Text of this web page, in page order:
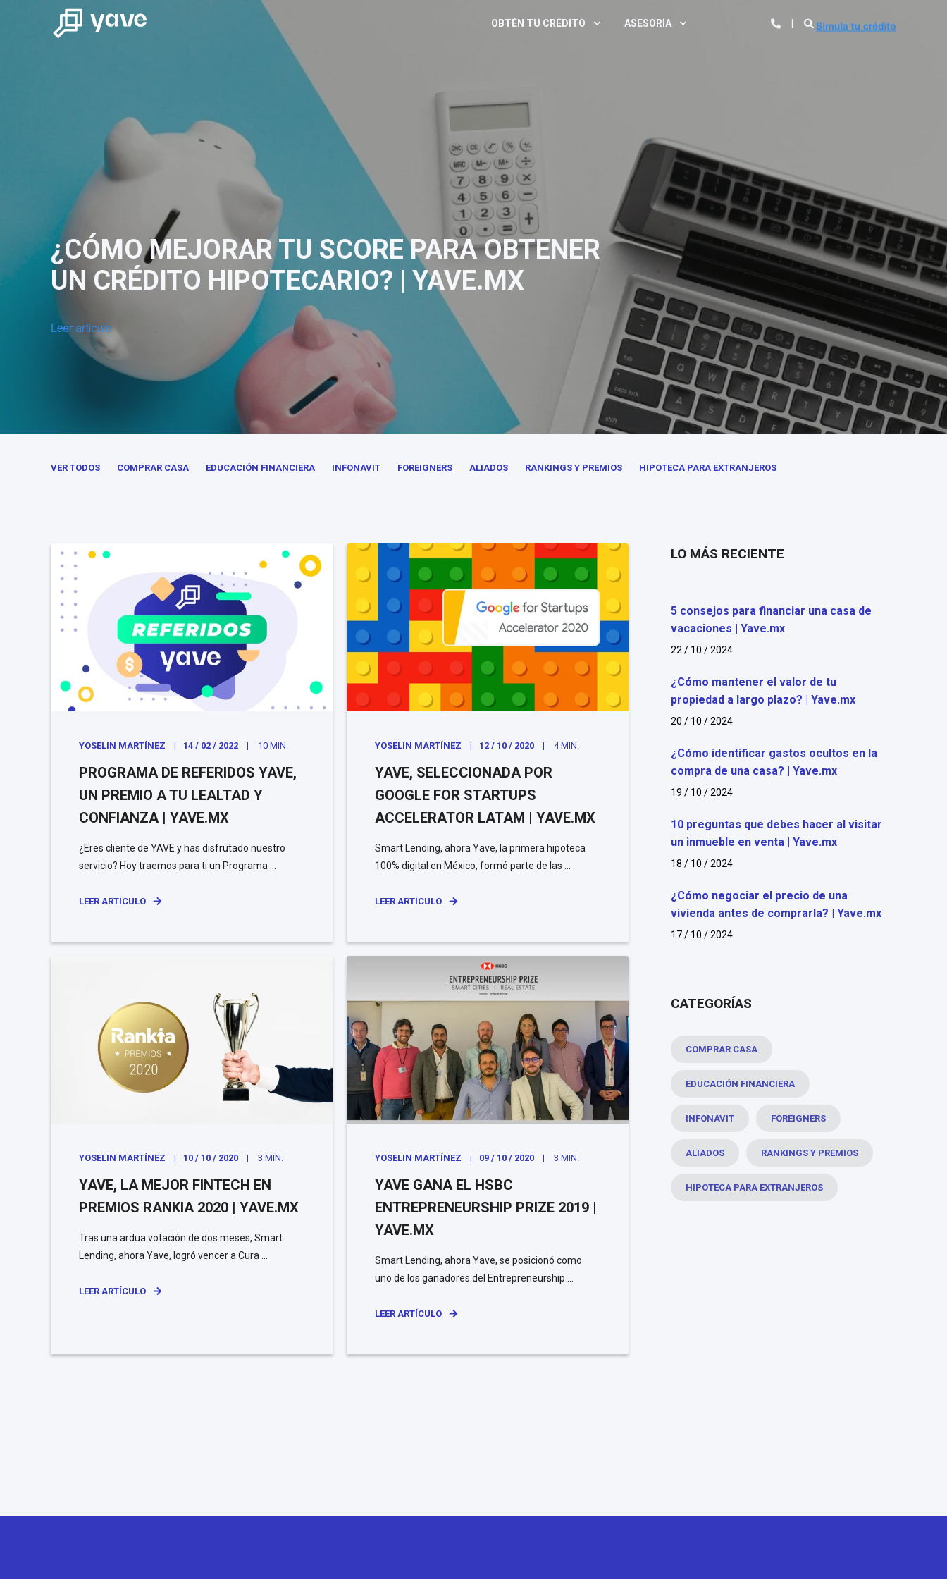
OBTÉN TU CRÉDITO ASESORÍA
¿CÓMO MEJORAR TU SCORE PARA OBTENER
UN CRÉDITO HIPOTECARIO? | YAVE.MX
VER TODOS COMPRAR CASA EDUCACIÓN FINANCIERA INFONAVIT FOREIGNERS ALIADOS RANKINGS Y PREMIOS HIPOTECA PARA EXTRANJEROS
YOSELIN MARTÍNEZ 14 / 02 / 2022 10 MIN.
PROGRAMA DE REFERIDOS YAVE,
UN PREMIO A TU LEALTAD Y
CONFIANZA | YAVE.MX
¿Eres cliente de YAVE y has disfrutado nuestro
servicio? Hoy traemos para ti un Programa ...
LEER ARTÍCULO
YOSELIN MARTÍNEZ 12 / 10 / 2020 4 MIN.
YAVE, SELECCIONADA POR
GOOGLE FOR STARTUPS
ACCELERATOR LATAM | YAVE.MX
Smart Lending, ahora Yave, la primera hipoteca
100% digital en México, formó parte de las ...
LEER ARTÍCULO
YOSELIN MARTÍNEZ 10 / 10 / 2020 3 MIN.
YAVE, LA MEJOR FINTECH EN
PREMIOS RANKIA 2020 | YAVE.MX
Tras una ardua votación de dos meses, Smart
Lending, ahora Yave, logró vencer a Cura ...
LEER ARTÍCULO
YOSELIN MARTÍNEZ 09 / 10 / 2020 3 MIN.
YAVE GANA EL HSBC
ENTREPRENEURSHIP PRIZE 2019 |
YAVE.MX
Smart Lending, ahora Yave, se posicionó como
uno de los ganadores del Entrepreneurship ...
LEER ARTÍCULO
LO MÁS RECIENTE
5 consejos para financiar una casa de
vacaciones | Yave.mx
22 / 10 / 2024
¿Cómo mantener el valor de tu
propiedad a largo plazo? | Yave.mx
20 / 10 / 2024
¿Cómo identificar gastos ocultos en la
compra de una casa? | Yave.mx
19 / 10 / 2024
10 preguntas que debes hacer al visitar
un inmueble en venta | Yave.mx
18 / 10 / 2024
¿Cómo negociar el precio de una
vivienda antes de comprarla? | Yave.mx
17 / 10 / 2024
CATEGORÍAS
COMPRAR CASA
EDUCACIÓN FINANCIERA
INFONAVIT FOREIGNERS
ALIADOS RANKINGS Y PREMIOS
HIPOTECA PARA EXTRANJEROS